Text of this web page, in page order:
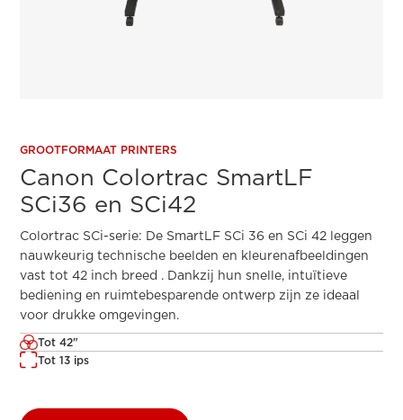
GROOTFORMAAT PRINTERS
Canon Colortrac SmartLF
SCi36 en SCi42
Colortrac SCi-serie: De SmartLF SCi 36 en SCi 42 leggen
nauwkeurig technische beelden en kleurenafbeeldingen
vast tot 42 inch breed . Dankzij hun snelle, intuïtieve
bediening en ruimtebesparende ontwerp zijn ze ideaal
voor drukke omgevingen.
Tot 42"
Tot 13 ips